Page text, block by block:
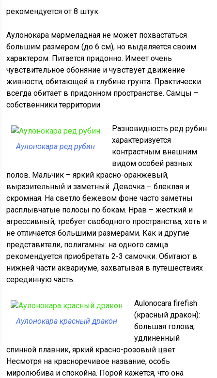
рекомендуется от 8 штук.
Аулонокара мармеладная не может похвастаться
большим размером (до 6 см), но выделяется своим
характером. Питается придонно. Имеет очень
чувствительное обоняние и чувствует движение
живности, обитающей в глубине грунта. Практически
всегда обитает в придонном пространстве. Самцы –
собственники территории.
Аулонокара ред рубин
Разновидность ред рубин
характеризуется
контрастным внешним
видом особей разных
полов. Мальчик – яркий красно-оранжевый,
выразительный и заметный. Девочка – блеклая и
скромная. На светло бежевом фоне часто заметны
расплывчатые полосы по бокам. Нрав – жесткий и
агрессивный, требует свободного пространства, хоть и
не отличается большими размерами. Как и другие
представители, полигамны: на одного самца
рекомендуется приобретать 2-3 самочки. Обитают в
нижней части аквариуме, захватывая в путешествиях
серединную часть.
Аулонокара красный дракон
Aulonocara firefish
(красный дракон):
большая голова,
удлиненный
спинной плавник, яркий красно-розовый цвет.
Несмотря на красноречивое название, особь
миролюбива и спокойна. Порой кажется, что она